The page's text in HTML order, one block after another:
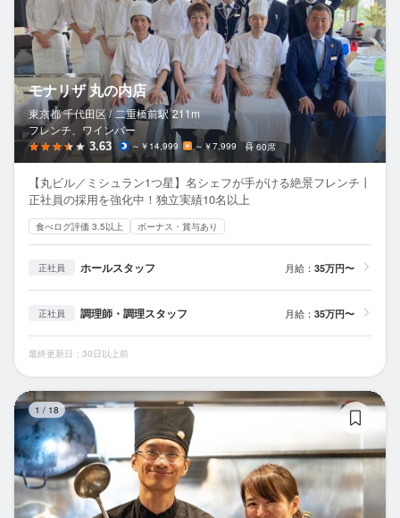
モナリザ 丸の内店
東京都 千代田区 / 二重橋前駅 211m
フレンチ、ワインバー
3.63 ～￥14,999 ～￥7,999 60席
【丸ビル／ミシュラン1つ星】名シェフが手がける絶景フレンチ丨
正社員の採用を強化中！独立実績10名以上
食べログ評価 3.5以上 ボーナス・賞与あり
正社員 ホールスタッフ 月給： 35万円〜
正社員 調理師・調理スタッフ 月給： 35万円〜
最終更新日：30日以上前
1 / 18